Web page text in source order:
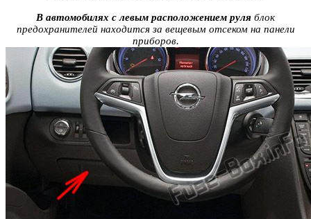
В автомобилях с левым расположением руля блок
предохранителей находится за вещевым отсеком на панели
приборов.